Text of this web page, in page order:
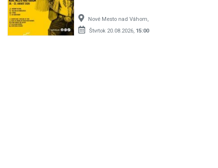
Nové Mesto nad Váhom,
Štvrtok 20.08.2026, 15:00